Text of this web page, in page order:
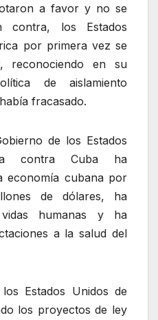
a favor y no se
contra, los Estados
por primera vez se
reconociendo en su
de aislamiento
fracasado.
de los Estados
contra Cuba ha
economía cubana por
de dólares, ha
humanas y ha
a la salud del
Estados Unidos de
los proyectos de ley